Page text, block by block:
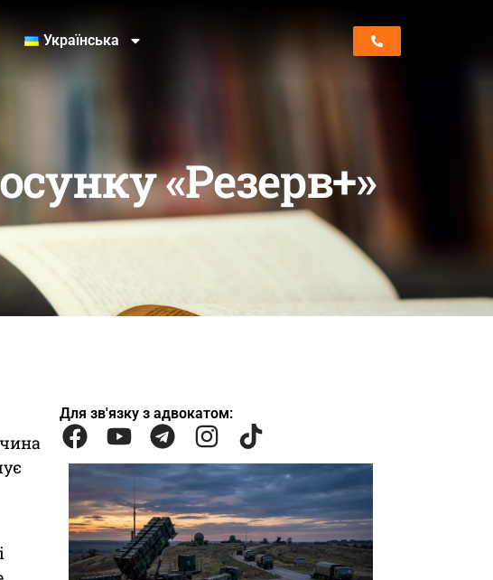
Українська
«Резерв+»
Для зв'язку з адвокатом: